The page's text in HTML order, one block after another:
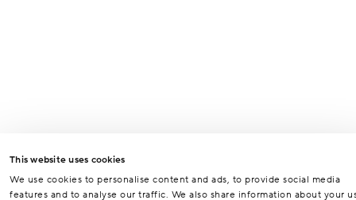
This website uses cookies
We use cookies to personalise content and ads, to provide social media
features and to analyse our traffic. We also share information about your